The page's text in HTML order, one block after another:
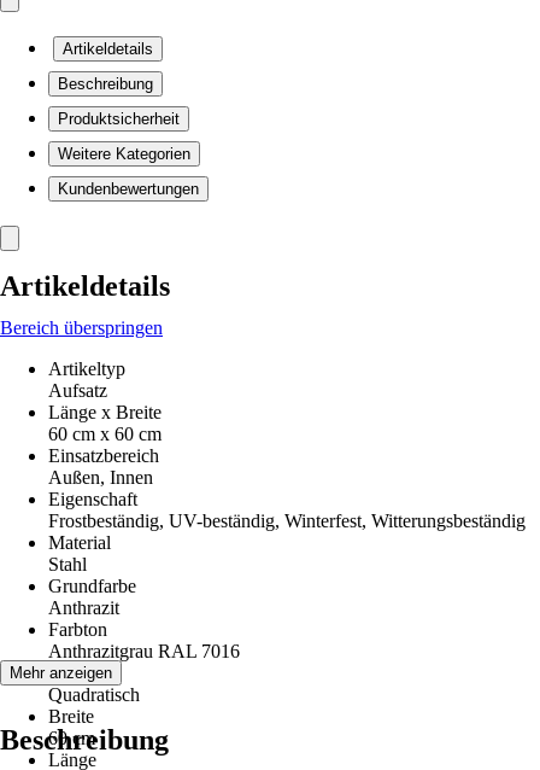
Artikeldetails
Beschreibung
Produktsicherheit
Weitere Kategorien
Kundenbewertungen
Artikeldetails
Bereich überspringen
Artikeltyp
Aufsatz
Länge x Breite
60 cm x 60 cm
Einsatzbereich
Außen, Innen
Eigenschaft
Frostbeständig, UV-beständig, Winterfest, Witterungsbeständig
Material
Stahl
Grundfarbe
Anthrazit
Farbton
Anthrazitgrau RAL 7016
Form
Quadratisch
Breite
60 cm
Länge
Mehr anzeigen
Beschreibung